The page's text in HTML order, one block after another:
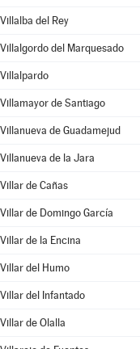
Villalba del Rey
Villalgordo del Marquesado
Villalpardo
Villamayor de Santiago
Villanueva de Guadamejud
Villanueva de la Jara
Villar de Cañas
Villar de Domingo García
Villar de la Encina
Villar del Humo
Villar del Infantado
Villar de Olalla